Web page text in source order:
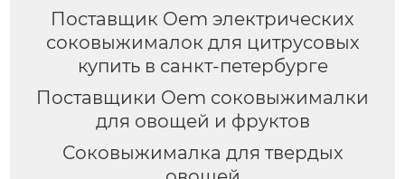
Поставщик Oem электрических
соковыжималок для цитрусовых
купить в санкт-петербурге
Поставщики Oem соковыжималки
для овощей и фруктов
Соковыжималка для твердых